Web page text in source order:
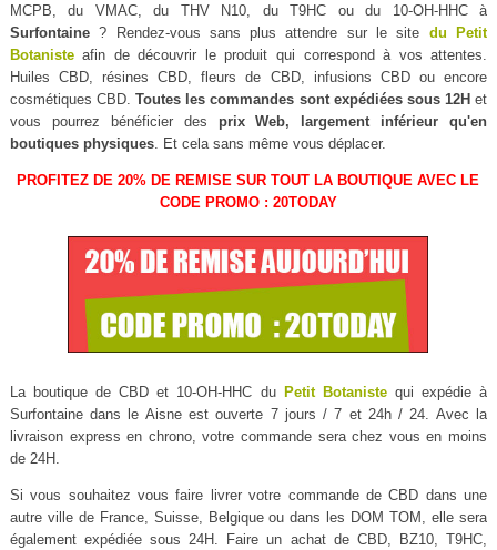
MCPB, du VMAC, du THV N10, du T9HC ou du 10-OH-HHC à
Surfontaine? Rendez-vous sans plus attendre sur le site du Petit
Botanisteafin de découvrir le produit qui correspond à vos attentes.
Huiles CBD, résines CBD, fleurs de CBD, infusions CBD ou encore
cosmétiques CBD.Toutes les commandes sont expédiées sous 12H et
vous pourrez bénéficier des prix Web, largement inférieur qu'en
boutiques physiques. Et cela sans même vous déplacer.
PROFITEZ DE 20% DE REMISE SUR TOUT LA BOUTIQUE AVEC LE
CODE PROMO : 20TODAY
La boutique de CBD et 10-OH-HHC du Petit Botanistequi expédie à
Surfontaine dans le Aisne est ouverte 7 jours / 7 et 24h / 24. Avec la
livraison express en chrono, votre commande sera chez vous en moins
de 24H.
Si vous souhaitez vous faire livrer votre commande de CBD dans une
autre ville de France, Suisse, Belgique ou dans les DOM TOM, elle sera
également expédiée sous 24H. Faire un achat de CBD, BZ10, T9HC,